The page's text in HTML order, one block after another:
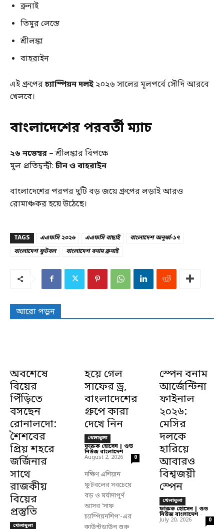
ব্রুনাই
তিমুর লেস্তে
শ্রীলঙ্কা
বাহরাইন
এই গ্রুপেরচ্যাম্পিয়ন দলই২০২৬ সালের মূলপর্বে সৌদি আরবে
খেলবে।
বাংলাদেশের পরবর্তী ম্যাচ
২৬ নভেম্বর – শ্রীলঙ্কার বিপক্ষে
মূল প্রতিদ্বন্দ্বী: চীন ও বাহরাইন
বাংলাদেশের পরপর দুটি বড় জয়ে গ্রুপের লড়াই আরও
রোমাঞ্চকর হয়ে উঠেছে।
TAGS এএফসি ২০২৬ এএফসি বাছাই
বাংলাদেশ অনূর্ধ্ব-১৭
বাংলাদেশ ফুটবল
বাংলাদেশ বনাম ব্রুনাই
আরো পড়ুন
অবশেষে
বিয়ের
পিঁড়িতে
বসছেন
রোনালদো:
শৈশবের
প্রিয় শহরে
জর্জিনার
সাথে
রাজকীয়
বিয়ের
প্রস্তুতি
খেলাধুলা
হয়ে গেল
সাফের ড্র,
বাংলাদেশের
গ্রুপে কারা
দেখে নিন
খেলাধুলা
ফারুক হোসেন | গুড
নিউজ বাংলাদেশ -
August 2, 2026 0
দক্ষিণ এশিয়ান
ফুটবলের সবচেয়ে
বড় ও মর্যাদাপূর্ণ
আসর 'সাফ
চ্যাম্পিয়নশিপ'-এর
স্পেন বনাম
আর্জেন্টিনা
ফাইনাল
২০২৬:
মেসির
দলকে
হারিয়ে
আবারও
বিশ্বজয়ী
স্পেন
খেলাধুলা
ফারুক হোসেন | গুড
নিউজ বাংলাদেশ -
July 20, 2026 0